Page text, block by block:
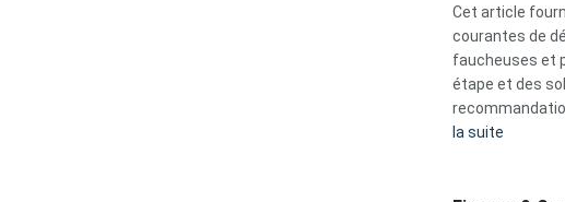
Cet article
courantes de
faucheuses et
étape et des
la suite